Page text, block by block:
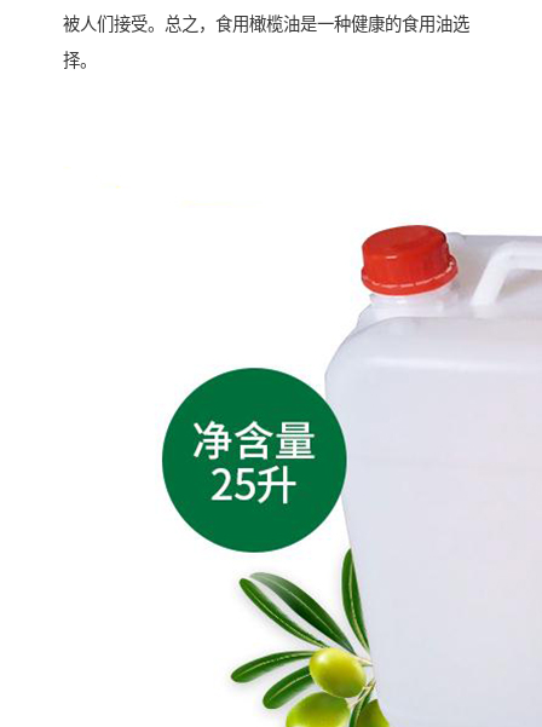
被人们接受。总之，食用橄榄油是一种健康的食用油选
择。